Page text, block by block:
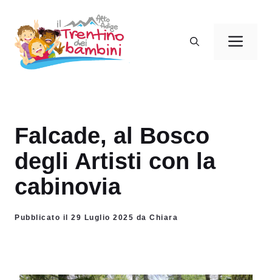
contenuto
Falcade, al Bosco
degli Artisti con la
cabinovia
Pubblicato il 29 Luglio 2025 da Chiara